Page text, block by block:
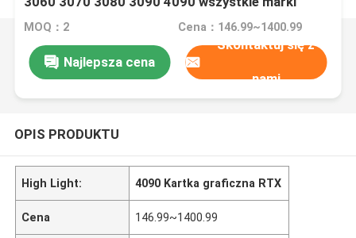
geforce msi NVIDIA
MOQ：2 Cena：146.99~1400.99
Najlepsza cena
Skontaktuj się z
nami
OPIS PRODUKTU
High Light: 4090 Kartka graficzna RTX
Cena 146.99~1400.99